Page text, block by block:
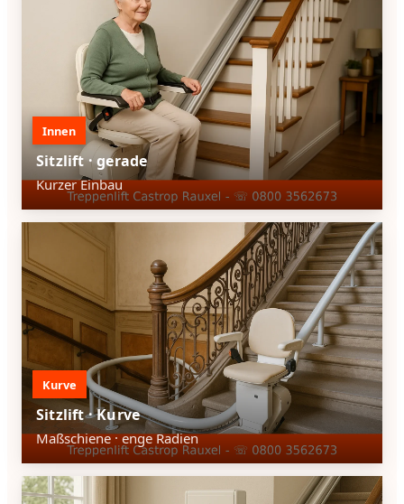
Innen
Sitzlift · gerade
Kurzer Einbau
Kurve
Sitzlift · Kurve
Maßschiene · enge Radien